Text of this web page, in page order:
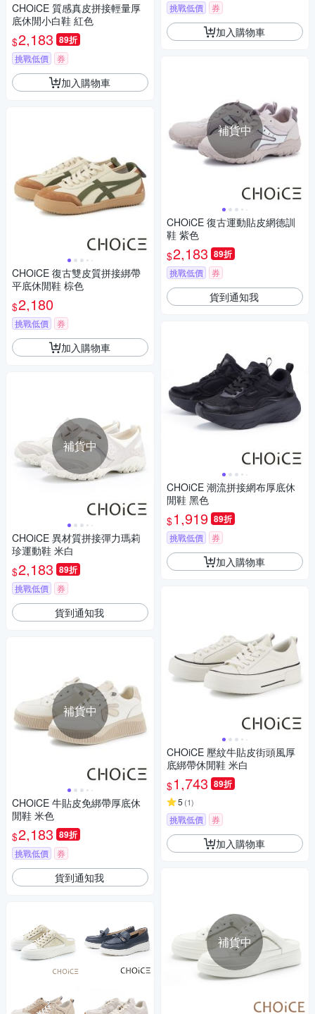
CHOiCE 質感真皮拼接輕量厚
底休閒小白鞋 紅色
$2,183 89折
挑戰低價 券
加入購物車
CHOiCE 復古雙皮質拼接綁帶
平底休閒鞋 棕色
$2,180
挑戰低價 券
加入購物車
補貨中
CHOiCE 異材質拼接彈力瑪莉
珍運動鞋 米白
$2,183 89折
挑戰低價 券
貨到通知我
補貨中
CHOiCE 牛貼皮免綁帶厚底休
閒鞋 米色
$2,183 89折
挑戰低價 券
貨到通知我
挑戰低價 券
加入購物車
補貨中
CHOiCE 復古運動貼皮網德訓
鞋 紫色
$2,183 89折
挑戰低價 券
貨到通知我
CHOiCE 潮流拼接網布厚底休
閒鞋 黑色
$1,919 89折
挑戰低價 券
加入購物車
CHOiCE 壓紋牛貼皮街頭風厚
底綁帶休閒鞋 米白
$1,743 89折
5 (1)
挑戰低價 券
加入購物車
補貨中